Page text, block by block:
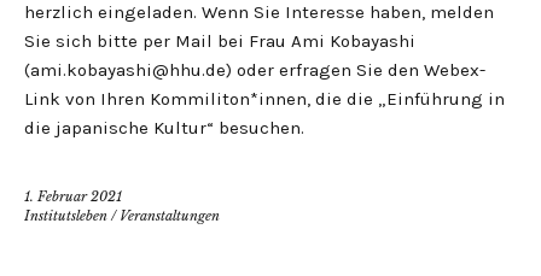
herzlich eingeladen. Wenn Sie Interesse haben, melden
Sie sich bitte per Mail bei Frau Ami Kobayashi
(ami.kobayashi@hhu.de) oder erfragen Sie den Webex-
Link von Ihren Kommiliton*innen, die die „Einführung in
die japanische Kultur“ besuchen.
1. Februar 2021
Institutsleben / Veranstaltungen